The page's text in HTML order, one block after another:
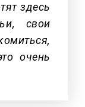
здесь
свои
очень